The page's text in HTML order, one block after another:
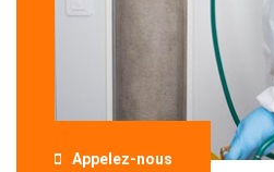
Appelez-nous